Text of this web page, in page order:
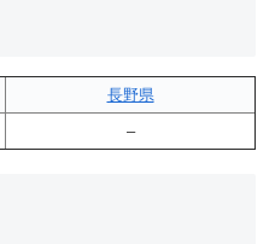
長野県
–